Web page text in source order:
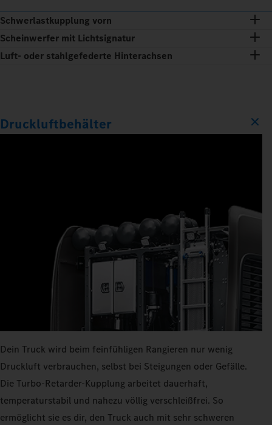
Schwerlastkupplung vorn
Scheinwerfer mit Lichtsignatur
Luft- oder stahlgefederte Hinterachsen
Druckluftbehälter
Dein Truck wird beim feinfühligen Rangieren nur wenig
Druckluft verbrauchen, selbst bei Steigungen oder Gefälle.
Die Turbo-Retarder-Kupplung arbeitet dauerhaft,
temperaturstabil und nahezu völlig verschleißfrei. So
ermöglicht sie es dir, den Truck auch mit sehr schweren